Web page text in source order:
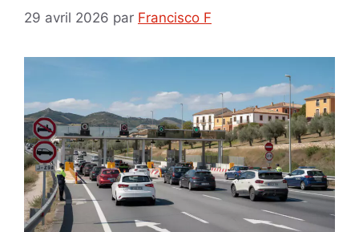
29 avril 2026 par Francisco F